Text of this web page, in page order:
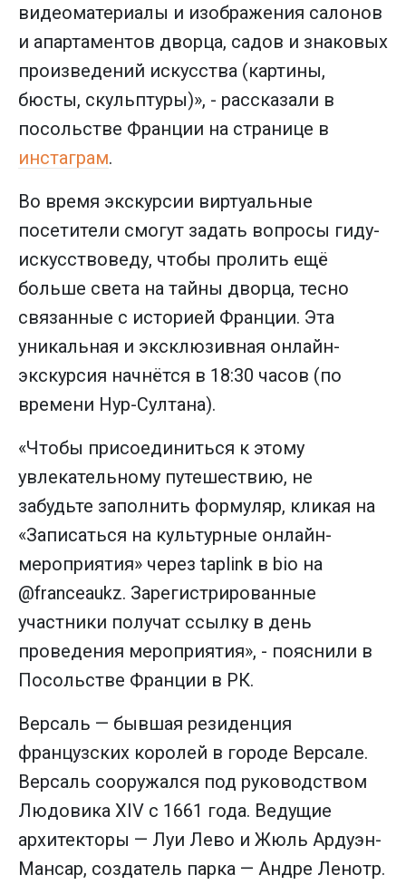
видеоматериалы и изображения салонов
и апартаментов дворца, садов и знаковых
произведений искусства (картины,
бюсты, скульптуры)», - рассказали в
посольстве Франции на странице в
инстаграм.
Во время экскурсии виртуальные
посетители смогут задать вопросы гиду-
искусствоведу, чтобы пролить ещё
больше света на тайны дворца, тесно
связанные с историей Франции. Эта
уникальная и эксклюзивная онлайн-
экскурсия начнётся в 18:30 часов (по
времени Нур-Султана).
«Чтобы присоединиться к этому
увлекательному путешествию, не
забудьте заполнить формуляр, кликая на
«Записаться на культурные онлайн-
мероприятия» через taplink в bio на
@franceaukz. Зарегистрированные
участники получат ссылку в день
проведения мероприятия», - пояснили в
Посольстве Франции в РК.
Версаль — бывшая резиденция
французских королей в городе Версале.
Версаль сооружался под руководством
Людовика XIV с 1661 года. Ведущие
архитекторы — Луи Лево и Жюль Ардуэн-
Мансар, создатель парка — Андре Ленотр.